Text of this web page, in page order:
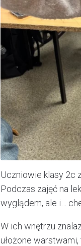
Uczniowie klasy 2c
Podczas zajęć na
wyglądem, ale i…
W ich wnętrzu
ułożone